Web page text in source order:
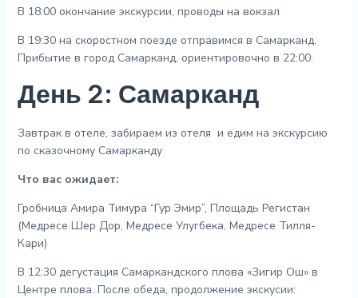
В 18:00 окончание экскурсии, проводы на вокзал
В 19:30 на скоростном поезде отправимся в Самарканд.
Прибытие в город Самарканд, ориентировочно в 22:00.
День 2: Самарканд
Завтрак в отеле, забираем из отеля и едим на экскурсию
по сказочному Самарканду
Что вас ожидает:
Гробница Амира Тимура “Гур Эмир”, Площадь Регистан
(Медресе Шер Дор, Медресе Улугбека, Медресе Тилля-
Кари)
В 12:30 дегустация Самаркандского плова «Зигир Ош» в
Центре плова. После обеда, продолжение экскусии: